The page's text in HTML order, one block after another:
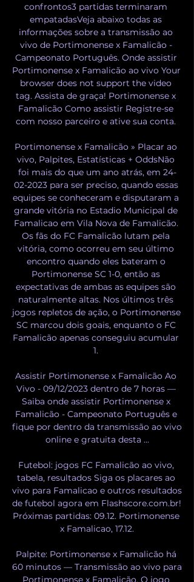
confrontos3 partidas terminaram
empatadasVeja abaixo todas as
informações sobre a transmissão ao
vivo de Portimonense x Famalicão -
Campeonato Português. Onde assistir
Portimonense x Famalicão ao vivo Your
browser does not support the video
tag. Assista de graça! Portimonense x
Famalicão Como assistir Registre-se
com nosso parceiro e ative sua conta.
Portimonense x Famalicão » Placar ao
vivo, Palpites, Estatísticas + OddsNão
foi mais do que um ano atrás, em 24-
02-2023 para ser preciso, quando essas
equipes se conheceram e disputaram a
grande vitória no Estadio Municipal de
Famalicao em Vila Nova de Famalicão.
Os fãs do FC Famalicão lutam pela
vitória, como ocorreu em seu último
encontro quando eles bateram o
Portimonense SC 1-0, então as
expectativas de ambas as equipes são
naturalmente altas. Nos últimos três
jogos repletos de ação, o Portimonense
SC marcou dois goais, enquanto o FC
Famalicão apenas conseguiu acumular
1.
Assistir Portimonense x Famalicão Ao
Vivo - 09/12/2023 dentro de 7 horas —
Saiba onde assistir Portimonense x
Famalicão - Campeonato Português e
fique por dentro da transmissão ao vivo
online e gratuita desta ...
Futebol: jogos FC Famalicão ao vivo,
tabela, resultados Siga os placares ao
vivo para Famalicao e outros resultados
de futebol agora em Flashscore.com.br!
Próximas partidas: 09.12. Portimonense
x Famalicao, 17.12.
Palpite: Portimonense x Famalicão há
60 minutos — Transmissão ao vivo para
Portimonense x Famalicão. O jogo